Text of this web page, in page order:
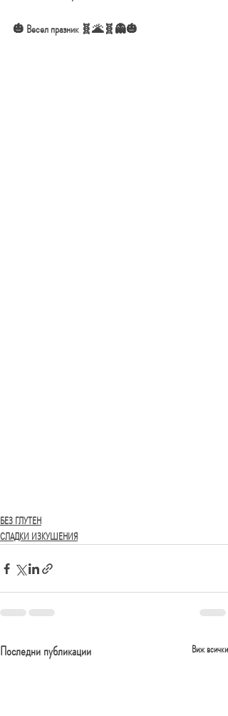
🎃 Весел празник 🧬🌋🧬👻🎃
БЕЗ ГЛУТЕН
СЛАДКИ ИЗКУШЕНИЯ
Последни публикации Виж всички